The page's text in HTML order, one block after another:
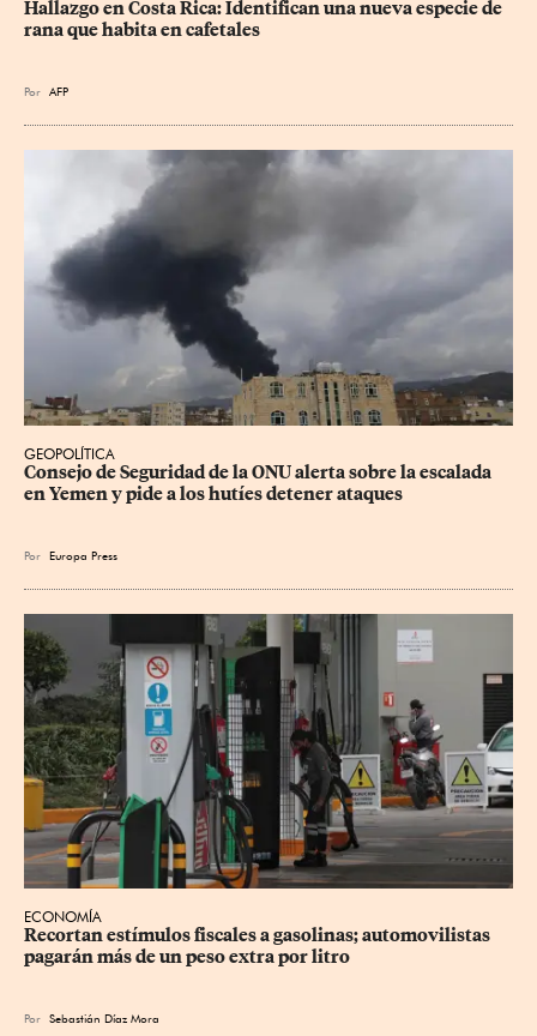
Hallazgo en Costa Rica: Identifican una nueva especie de
rana que habita en cafetales
Por AFP
GEOPOLÍTICA
Consejo de Seguridad de la ONU alerta sobre la escalada
en Yemen y pide a los hutíes detener ataques
Por Europa Press
ECONOMÍA
Recortan estímulos fiscales a gasolinas; automovilistas
pagarán más de un peso extra por litro
Por Sebastián Díaz Mora